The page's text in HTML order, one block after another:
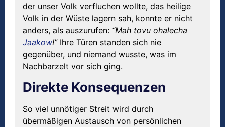
der unser Volk verfluchen wollte, das heilige
Volk in der Wüste lagern sah, konnte er nicht
anders, als auszurufen: “Mah tovu ohalecha
Jaakow!”Ihre Türen standen sich nie
gegenüber, und niemand wusste, was im
Nachbarzelt vor sich ging.
Direkte Konsequenzen
So viel unnötiger Streit wird durch
übermäßigen Austausch von persönlichen